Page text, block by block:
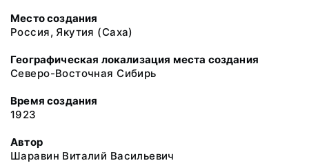
Место создания
Россия, Якутия (Саха)
Географическая локализация места создания
Северо-Восточная Сибирь
Время создания
1923
Автор
Шаравин Виталий Васильевич